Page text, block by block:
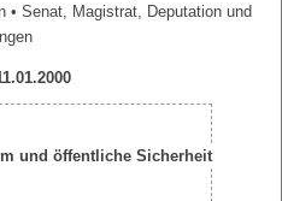
• Senat, Magistrat, Deputation und